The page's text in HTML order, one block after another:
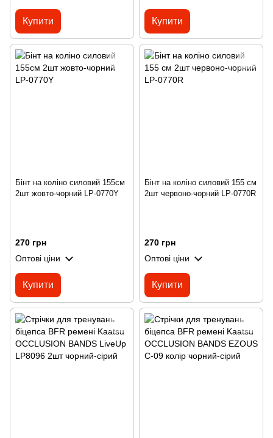
Купити Купити
Бінт на коліно силовий 155см
2шт жовто-чорний LP-0770Y
270 грн
Оптові ціни
Купити
Бінт на коліно силовий 155 см
2шт червоно-чорний LP-0770R
270 грн
Оптові ціни
Купити